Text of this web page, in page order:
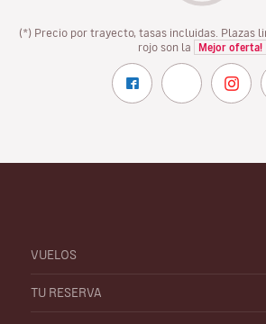
(*) Precio por trayecto, tasas incluidas. Plazas
rojo son la
Mejor oferta!
VUELOS
TU RESERVA